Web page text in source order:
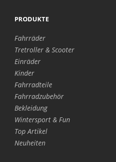
PRODUKTE
Fahrräder
Tretroller & Scooter
Einräder
Kinder
Fahrradteile
Fahrradzubehör
Bekleidung
Wintersport & Fun
Top Artikel
Neuheiten